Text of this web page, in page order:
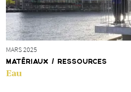
MARS 2025
MATÉRIAUX / RESSOURCES
Eau